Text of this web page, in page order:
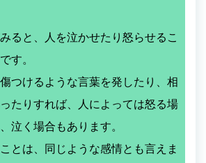
ると、人を泣かせたり怒らせるこ
す。
つけるような言葉を発したり、相
たりすれば、人によっては怒る場
泣く場合もあります。
とは、同じような感情とも言えま